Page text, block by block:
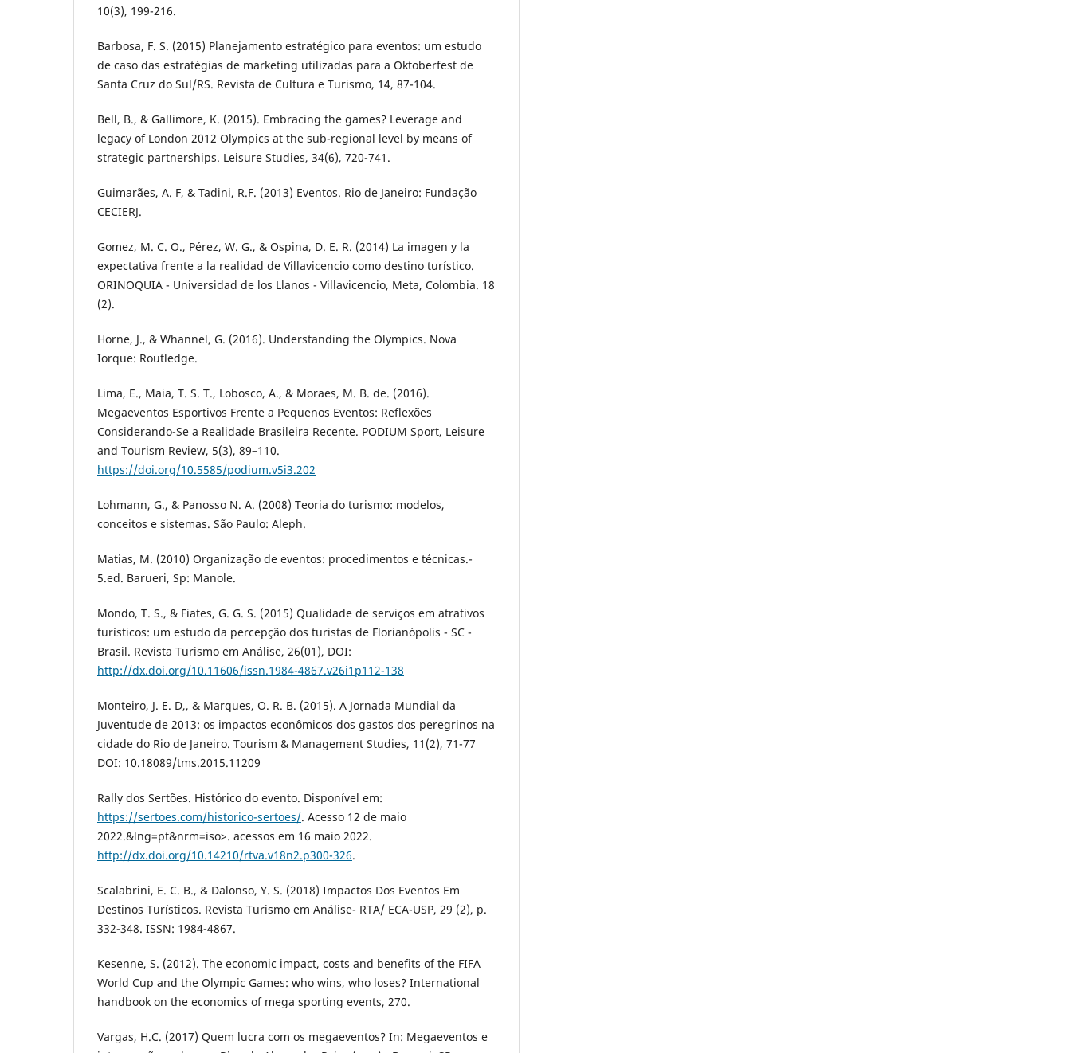
10(3), 199-216.
Barbosa, F. S. (2015) Planejamento estratégico para eventos: um estudo
de caso das estratégias de marketing utilizadas para a Oktoberfest de
Santa Cruz do Sul/RS. Revista de Cultura e Turismo, 14, 87-104.
Bell, B., & Gallimore, K. (2015). Embracing the games? Leverage and
legacy of London 2012 Olympics at the sub-regional level by means of
strategic partnerships. Leisure Studies, 34(6), 720-741.
Guimarães, A. F, & Tadini, R.F. (2013) Eventos. Rio de Janeiro: Fundação
CECIERJ.
Gomez, M. C. O., Pérez, W. G., & Ospina, D. E. R. (2014) La imagen y la
expectativa frente a la realidad de Villavicencio como destino turístico.
ORINOQUIA - Universidad de los Llanos - Villavicencio, Meta, Colombia. 18
(2).
Horne, J., & Whannel, G. (2016). Understanding the Olympics. Nova
Iorque: Routledge.
Lima, E., Maia, T. S. T., Lobosco, A., & Moraes, M. B. de. (2016).
Megaeventos Esportivos Frente a Pequenos Eventos: Reflexões
Considerando-Se a Realidade Brasileira Recente. PODIUM Sport, Leisure
and Tourism Review, 5(3), 89–110.
https://doi.org/10.5585/podium.v5i3.202
Lohmann, G., & Panosso N. A. (2008) Teoria do turismo: modelos,
conceitos e sistemas. São Paulo: Aleph.
Matias, M. (2010) Organização de eventos: procedimentos e técnicas.-
5.ed. Barueri, Sp: Manole.
Mondo, T. S., & Fiates, G. G. S. (2015) Qualidade de serviços em atrativos
turísticos: um estudo da percepção dos turistas de Florianópolis - SC -
Brasil. Revista Turismo em Análise, 26(01), DOI:
http://dx.doi.org/10.11606/issn.1984-4867.v26i1p112-138
Monteiro, J. E. D,, & Marques, O. R. B. (2015). A Jornada Mundial da
Juventude de 2013: os impactos econômicos dos gastos dos peregrinos na
cidade do Rio de Janeiro. Tourism & Management Studies, 11(2), 71-77
DOI: 10.18089/tms.2015.11209
Rally dos Sertões. Histórico do evento. Disponível em:
https://sertoes.com/historico-sertoes/. Acesso 12 de maio
2022.&lng=pt&nrm=iso>. acessos em 16 maio 2022.
http://dx.doi.org/10.14210/rtva.v18n2.p300-326.
Scalabrini, E. C. B., & Dalonso, Y. S. (2018) Impactos Dos Eventos Em
Destinos Turísticos. Revista Turismo em Análise- RTA/ ECA-USP, 29 (2), p.
332-348. ISSN: 1984-4867.
Kesenne, S. (2012). The economic impact, costs and benefits of the FIFA
World Cup and the Olympic Games: who wins, who loses? International
handbook on the economics of mega sporting events, 270.
Vargas, H.C. (2017) Quem lucra com os megaeventos? In: Megaeventos e